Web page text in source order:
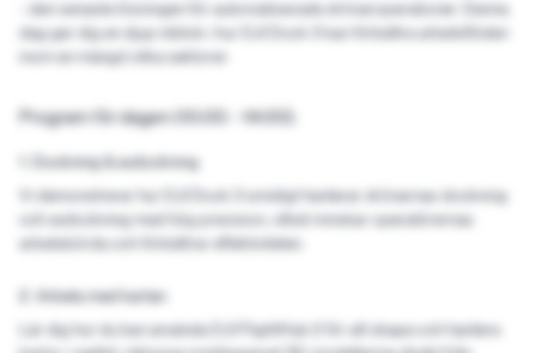
- den senaste lösningen för automatiserade drönaroperationer. Denna
dag ger dig en djup inblick i hur DJI Dock 3 kan förbättra arbetsflöden
inom en mängd olika sektorer.
Program för dagen (10:00 - 14:00):
1. Dockning & avdockning
Vi demonstrerar hur DJI Dock 3 smidigt hanterar drönarnas dockning
och avdockning med hög precision, vilket minskar operatörernas
arbetsbörda och förbättrar effektiviteten.
2. Arbeta med kartan
Lär dig hur du kan använda DJI FlightHub 2 för att skapa och hantera